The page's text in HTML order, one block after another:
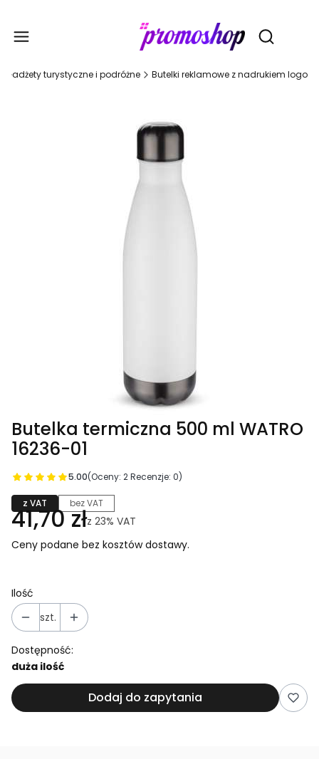
Otwórz
Gadżety turystyczne i podróżne Butelki reklamowe z nadrukiem logo
Butelka termiczna 500 ml WATRO
16236-01
5.00(Oceny: 2 Recenzje: 0)
z VAT bez VAT
41,70 złz 23% VAT
Ceny podane bez kosztów dostawy.
Ilość
szt.
Dostępność:
duża ilość
Dodaj do zapytania